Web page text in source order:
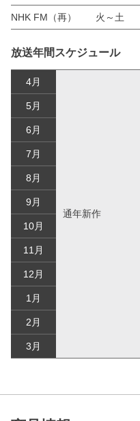
NHK FM（再） 火～土
放送年間スケジュール
4月
通年新作
5月
6月
7月
8月
9月
10月
11月
12月
1月
2月
3月